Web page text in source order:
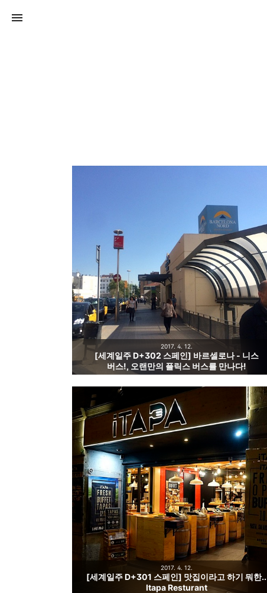
[세계일주 D+302 스페인] 바르셀로나 - 니스
버스!, 오랜만의 플릭스 버스를 만나다!
2017. 4. 12.
[세계일주 D+301 스페인] 맛집이라고 하기 뭐한..
Itapa Resturant
2017. 4. 12.